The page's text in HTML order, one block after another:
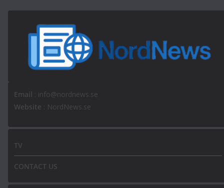
Email
: info@nordnews.se
Website
: NordNews.se
TV
CONTACT US